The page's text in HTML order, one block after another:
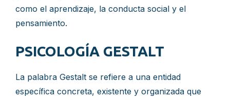
como el aprendizaje, la conducta social y el
pensamiento.
PSICOLOGÍA GESTALT
La palabra Gestalt se refiere a una entidad
específica concreta, existente y organizada que